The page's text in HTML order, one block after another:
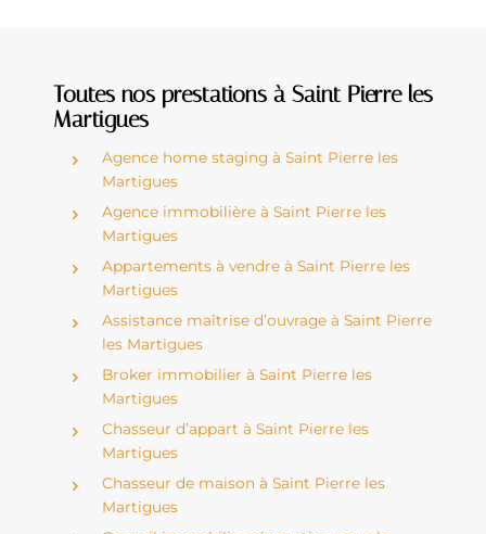
Toutes nos prestations à Saint Pierre les
Martigues
Agence home staging à Saint Pierre les
Martigues
Agence immobilière à Saint Pierre les
Martigues
Appartements à vendre à Saint Pierre les
Martigues
Assistance maîtrise d’ouvrage à Saint Pierre
les Martigues
Broker immobilier à Saint Pierre les
Martigues
Chasseur d’appart à Saint Pierre les
Martigues
Chasseur de maison à Saint Pierre les
Martigues